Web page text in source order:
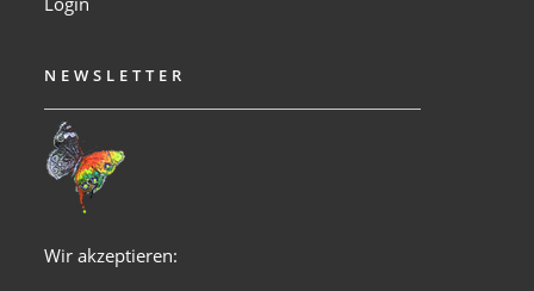
NEWSLETTER
Wir akzeptieren: